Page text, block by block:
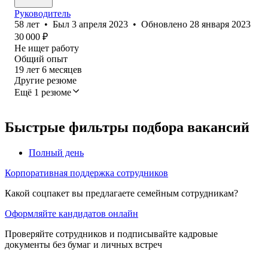
Руководитель
58 лет • Был 3 апреля 2023 • Обновлено 28 января 2023
30 000 ₽
Не ищет работу
Общий опыт
19 лет 6 месяцев
Другие резюме
Ещё 1 резюме
Быстрые фильтры подбора вакансий
Полный день
Корпоративная поддержка сотрудников
Какой соцпакет вы предлагаете семейным сотрудникам?
Оформляйте кандидатов онлайн
Проверяйте сотрудников и подписывайте кадровые
документы без бумаг и личных встреч